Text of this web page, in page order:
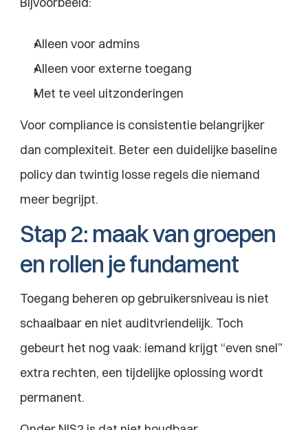
Alleen voor admins
Alleen voor externe toegang
Met te veel uitzonderingen
Voor compliance is consistentie belangrijker
dan complexiteit. Beter een duidelijke baseline
policy dan twintig losse regels die niemand
meer begrijpt.
Stap 2: maak van groepen
en rollen je fundament
Toegang beheren op gebruikersniveau is niet
schaalbaar en niet auditvriendelijk. Toch
gebeurt het nog vaak: iemand krijgt “even snel”
extra rechten, een tijdelijke oplossing wordt
permanent.